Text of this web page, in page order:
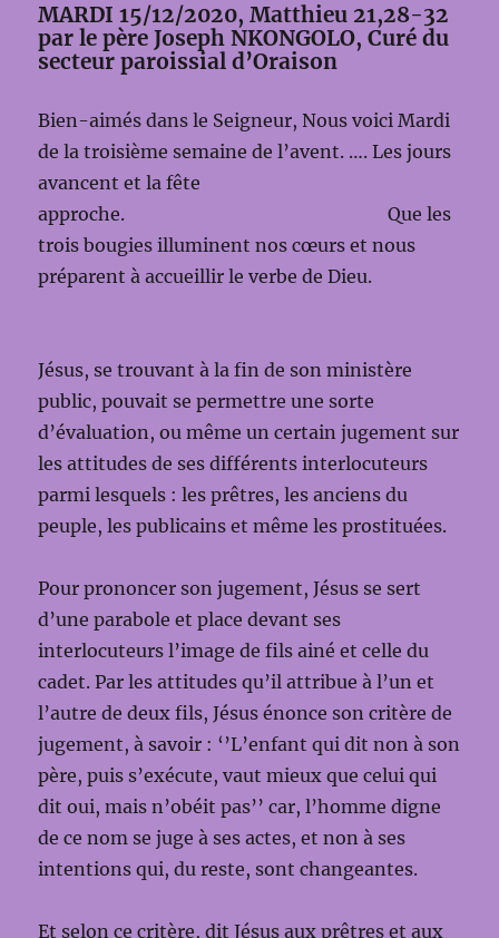
MARDI 15/12/2020, Matthieu 21,28-32
par le père Joseph NKONGOLO, Curé du
secteur paroissial d’Oraison
Bien-aimés dans le Seigneur, Nous voici Mardi
de la troisième semaine de l’avent. …. Les jours
avancent et la fête
approche. Que les
trois bougies illuminent nos cœurs et nous
préparent à accueillir le verbe de Dieu.
Jésus, se trouvant à la fin de son ministère
public, pouvait se permettre une sorte
d’évaluation, ou même un certain jugement sur
les attitudes de ses différents interlocuteurs
parmi lesquels : les prêtres, les anciens du
peuple, les publicains et même les prostituées.
Pour prononcer son jugement, Jésus se sert
d’une parabole et place devant ses
interlocuteurs l’image de fils ainé et celle du
cadet. Par les attitudes qu’il attribue à l’un et
l’autre de deux fils, Jésus énonce son critère de
jugement, à savoir : ‘’L’enfant qui dit non à son
père, puis s’exécute, vaut mieux que celui qui
dit oui, mais n’obéit pas’’ car, l’homme digne
de ce nom se juge à ses actes, et non à ses
intentions qui, du reste, sont changeantes.
Et selon ce critère, dit Jésus aux prêtres et aux